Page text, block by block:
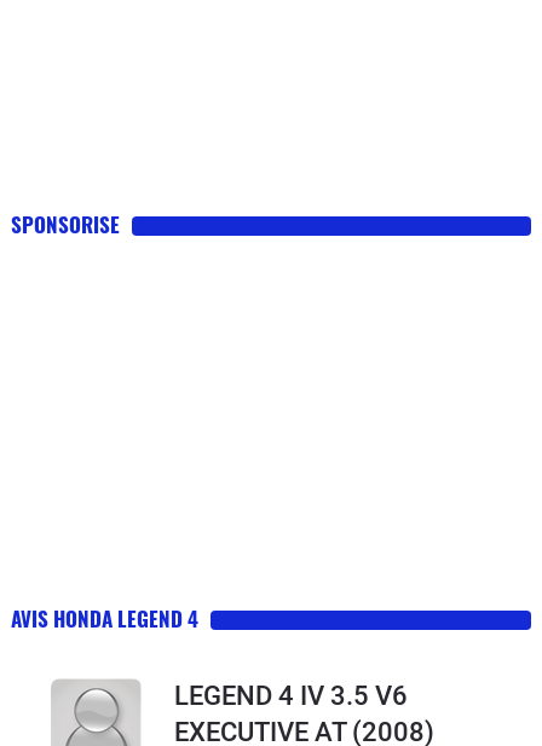
SPONSORISE
AVIS HONDA LEGEND 4
LEGEND 4 IV 3.5 V6
EXECUTIVE AT(2008)